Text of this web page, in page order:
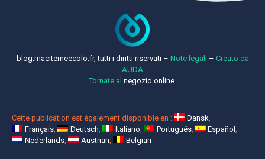
blog.maciterneecolo.fr, tutti i diritti riservati – Note legali – Creato da
AUDA
Tornate al negozio online.
Cette publication est également disponible en :
Dansk
Français
Deutsch Italiano Português
Español
Nederlands
Austrian Belgian